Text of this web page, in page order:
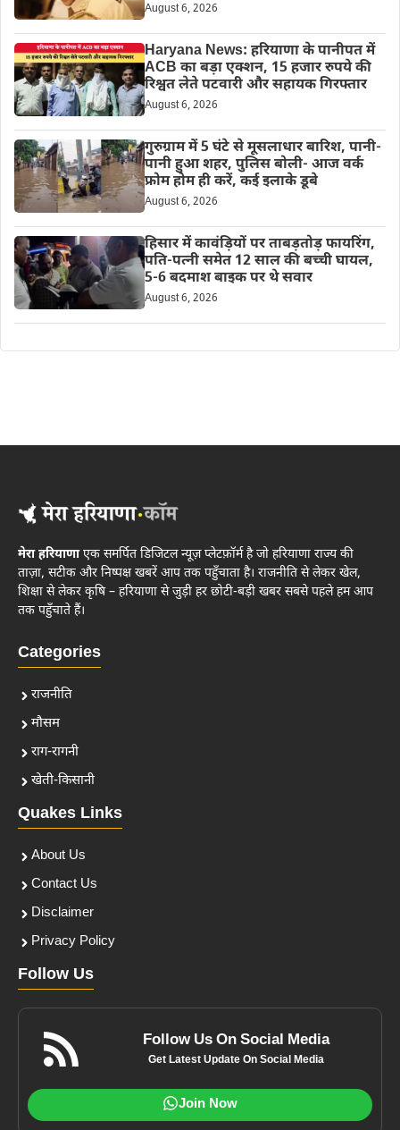
August 6, 2026
Haryana News: हरियाणा के पानीपत में
ACB का बड़ा एक्शन, 15 हजार रुपये की
रिश्वत लेते पटवारी और सहायक गिरफ्तार
August 6, 2026
गुरुग्राम में 5 घंटे से मूसलाधार बारिश, पानी-
पानी हुआ शहर, पुलिस बोली- आज वर्क
फ्रोम होम ही करें, कई इलाके डूबे
August 6, 2026
हिसार में कावंड़ियों पर ताबड़तोड़ फायरिंग,
पति-पत्नी समेत 12 साल की बच्ची घायल,
5-6 बदमाश बाइक पर थे सवार
August 6, 2026
मेरा हरियाणाएक समर्पित डिजिटल न्यूज़ प्लेटफ़ॉर्म है जो हरियाणा राज्य की
ताज़ा, सटीक और निष्पक्ष खबरें आप तक पहुँचाता है। राजनीति से लेकर खेल,
शिक्षा से लेकर कृषि – हरियाणा से जुड़ी हर छोटी-बड़ी खबर सबसे पहले हम आप
तक पहुँचाते हैं।
Categories
राजनीति
मौसम
राग-रागनी
खेती-किसानी
Quakes Links
About Us
Contact Us
Disclaimer
Privacy Policy
Follow Us
Follow Us On Social Media
Get Latest Update On Social Media
Join Now